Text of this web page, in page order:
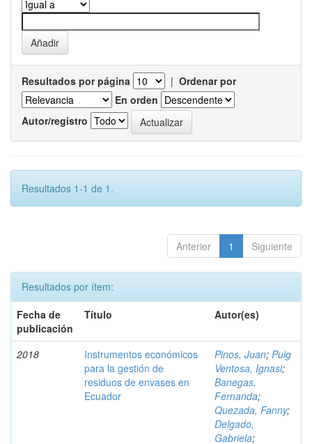
Resultados por página | Ordenar por
En orden
Autor/registro
Resultados 1-1 de 1.
Anterior 1 Siguiente
Resultados por ítem:
Fecha de
publicación
Título Autor(es)
2018
Instrumentos económicos
para la gestión de
residuos de envases en
Ecuador
Pinos, Juan; Puig
Ventosa, Ignasi;
Banegas,
Fernanda;
Quezada, Fanny;
Delgado,
Gabriela;